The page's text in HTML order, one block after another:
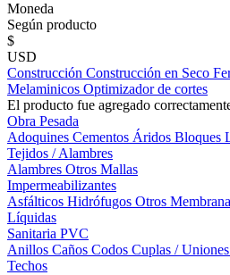
Moneda
Según producto
$
USD
Construcción Construcción en Seco
Melaminicos Optimizador de cortes
El producto fue agregado
Obra Pesada
Adoquines Cementos Áridos Bloques
Tejidos / Alambres
Alambres Otros Mallas
Impermeabilizantes
Asfálticos Hidrófugos Otros
Líquidas
Sanitaria PVC
Anillos Caños Codos Cuplas / Uniones
Techos